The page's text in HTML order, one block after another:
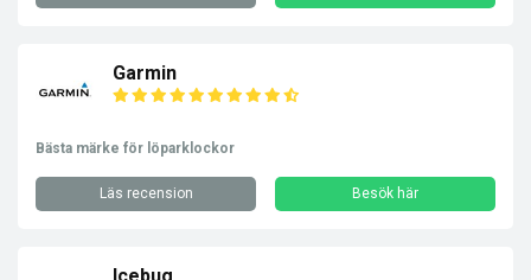
Garmin
Bästa märke för löparklockor
Läs recension Besök här
Icebug